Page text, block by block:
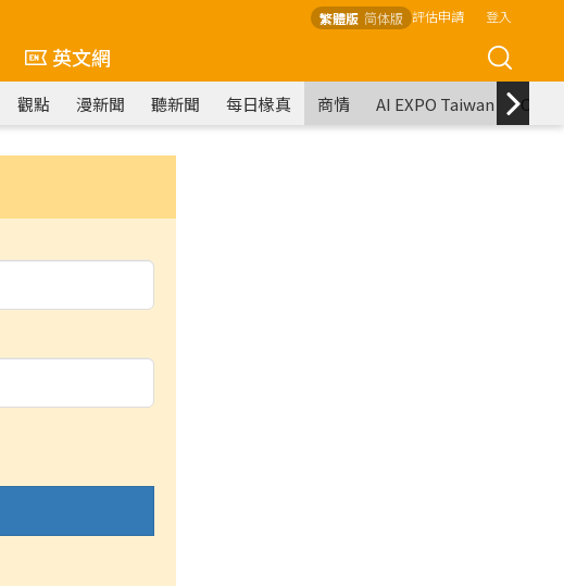
繁體版 简体版 評估申請 登入
英文網
觀點 漫新聞 聽新聞 每日椽真 商情 AI EXPO Taiwan